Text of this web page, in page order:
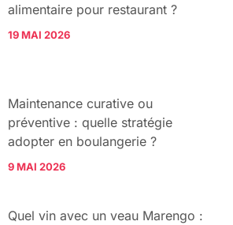
alimentaire pour restaurant ?
19 MAI 2026
Maintenance curative ou
préventive : quelle stratégie
adopter en boulangerie ?
9 MAI 2026
Quel vin avec un veau Marengo :